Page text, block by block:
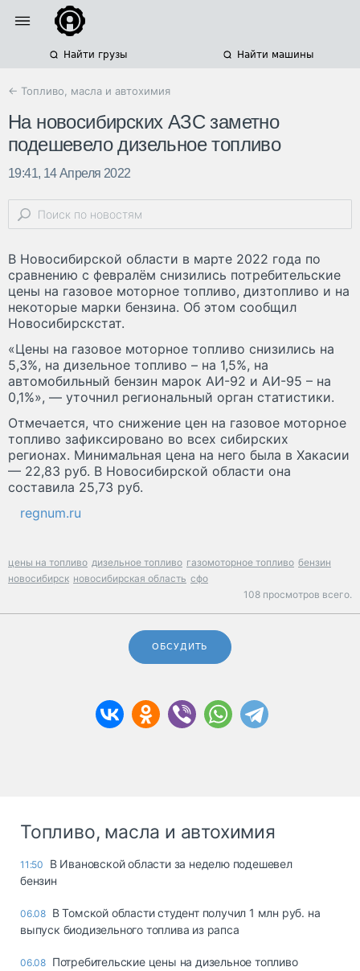
Найти грузы Найти машины
← Топливо, масла и автохимия
На новосибирских АЗС заметно
подешевело дизельное топливо
19:41, 14 Апреля 2022
В Новосибирской области в марте 2022 года по
сравнению с февралём снизились потребительские
цены на газовое моторное топливо, дизтопливо и на
некоторые марки бензина. Об этом сообщил
Новосибирскстат.
«Цены на газовое моторное топливо снизились на
5,3%, на дизельное топливо – на 1,5%, на
автомобильный бензин марок АИ-92 и АИ-95 – на
0,1%», — уточнил региональный орган статистики.
Отмечается, что снижение цен на газовое моторное
топливо зафиксировано во всех сибирских
регионах. Минимальная цена на него была в Хакасии
— 22,83 руб. В Новосибирской области она
составила 25,73 руб.
regnum.ru
цены на топливо дизельное топливо газомоторное топливо бензин
новосибирск новосибирская область сфо
108 просмотров всего.
ОБСУДИТЬ
Топливо, масла и автохимия
11:50
В Ивановской области за неделю подешевел
бензин
06.08 В Томской области студент получил 1 млн руб. на
выпуск биодизельного топлива из рапса
06.08 Потребительские цены на дизельное топливо